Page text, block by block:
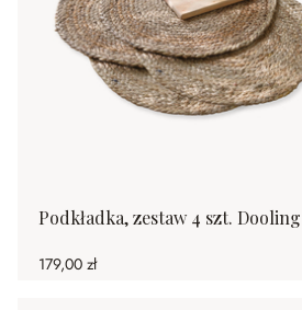
Podkładka, zestaw 4 szt. Dooling
179,00 zł